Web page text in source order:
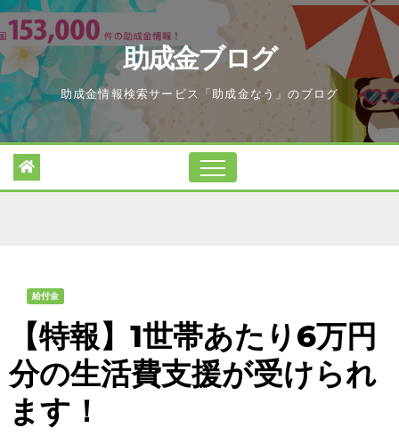
Skip
to
content
助成金ブログ
助成金情報検索サービス「助成金なう」のブログ
給付金
【特報】1世帯あたり6万円
分の生活費支援が受けられ
ます！